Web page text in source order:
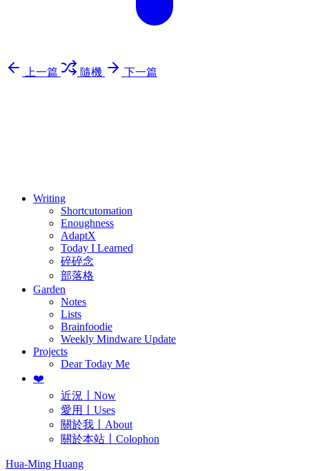
上一篇 隨機
下一篇
Writing
Shortcutomation
Enoughness
AdaptX
Today I Learned
碎碎念
部落格
Garden
Notes
Lists
Brainfoodie
Weekly Mindware Update
Projects
Dear Today Me
❤️
近況〡Now
愛用〡Uses
關於我〡About
關於本站〡Colophon
Hua-Ming Huang